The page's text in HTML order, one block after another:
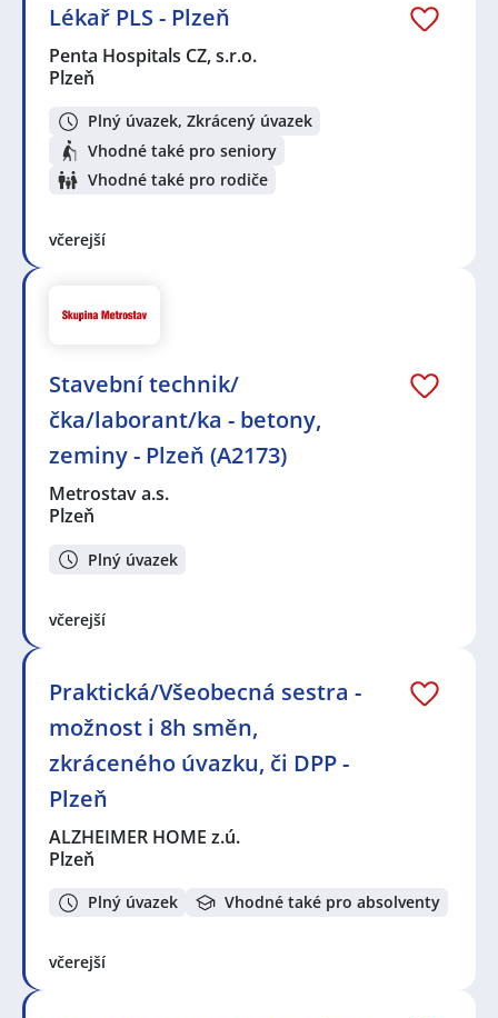
Lékař PLS - Plzeň
Penta Hospitals CZ, s.r.o.
Plzeň
Plný úvazek, Zkrácený úvazek
Vhodné také pro seniory
Vhodné také pro rodiče
včerejší
Stavební technik/
čka/laborant/ka - betony,
zeminy - Plzeň (A2173)
Metrostav a.s.
Plzeň
Plný úvazek
včerejší
Praktická/Všeobecná sestra -
možnost i 8h směn,
zkráceného úvazku, či DPP -
Plzeň
ALZHEIMER HOME z.ú.
Plzeň
Plný úvazek Vhodné také pro absolventy
včerejší